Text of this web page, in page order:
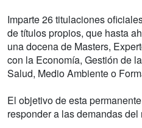
Imparte 26 titulaciones
de títulos propios, que hasta
una docena de Masters,
con la Economía, Gestión de
Salud, Medio Ambiente o
El objetivo de esta
responder a las demandas